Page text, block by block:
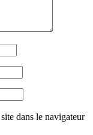
dans le navigateur